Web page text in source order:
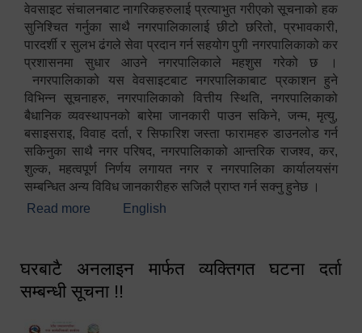
वेवसाइट संचालनबाट नागरिकहरुलाई प्रत्याभुत गरीएको सूचनाको हक
सुनिश्चित गर्नुका साथै नगरपालिकालाई छीटो छरितो, प्रभावकारी,
पारदर्शी र सुलभ ढंगले सेवा प्रदान गर्न सहयोग पुगी नगरपालिकाको कर
प्रशासनमा सुधार आउने नगरपालिकाले महशुस गरेको छ ।
नगरपालिकाको यस वेवसाइटबाट नगरपालिकाबाट प्रकाशन हुने
विभिन्न सूचनाहरु, नगरपालिकाको वित्तीय स्थिति, नगरपालिकाको
बैधानिक व्यवस्थापनको बारेमा जानकारी पाउन सकिने, जन्म, मृत्यु,
बसाइसराइ, विवाह दर्ता, र सिफारिश जस्ता फारामहरु डाउनलोड गर्न
सकिनुका साथै नगर परिषद, नगरपालिकाको आन्तरिक राजश्व, कर,
शुल्क, महत्वपूर्ण निर्णय लगायत नगर र नगरपालिका कार्यालयसंग
सम्बन्धित अन्य विविध जानकारीहरु सजिलै प्राप्त गर्न सक्नु हुनेछ ।
Read more about स्वागतम!!!
English
घरबाटै अनलाइन मार्फत व्यक्तिगत घटना दर्ता
सम्बन्धी सूचना !!